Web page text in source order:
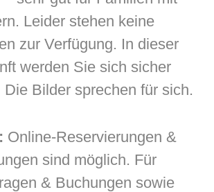
Leider stehen keine
zur Verfügung. In dieser
werden Sie sich sicher
Bilder sprechen für sich.
Online-Reservierungen &
sind möglich. Für
& Buchungen sowie